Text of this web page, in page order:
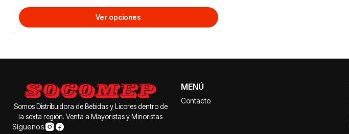
Ver opciones
Somos Distribuidora de Bebidas y Licores dentro de
la sexta región. Venta a Mayoristas y Minoristas
Síguenos
MENÚ
Contacto